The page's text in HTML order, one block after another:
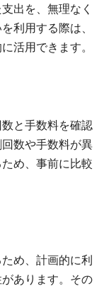
出を、無理なく
利用する際は、
活用できます。
と手数料を確認
数や手数料が異
め、事前に比較
め、計画的に利
あります。その